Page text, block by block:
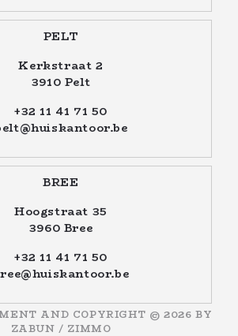
PELT
Kerkstraat 2
3910 Pelt
+32 11 41 71 50
BREE
Hoogstraat 35
3960 Bree
+32 11 41 71 50
AND COPYRIGHT © 2026 BY
ZABUN / ZIMMO